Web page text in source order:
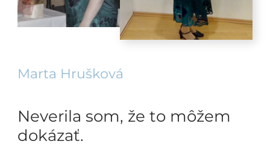
Marta Hrušková
Neverila som, že to môžem
dokázať.